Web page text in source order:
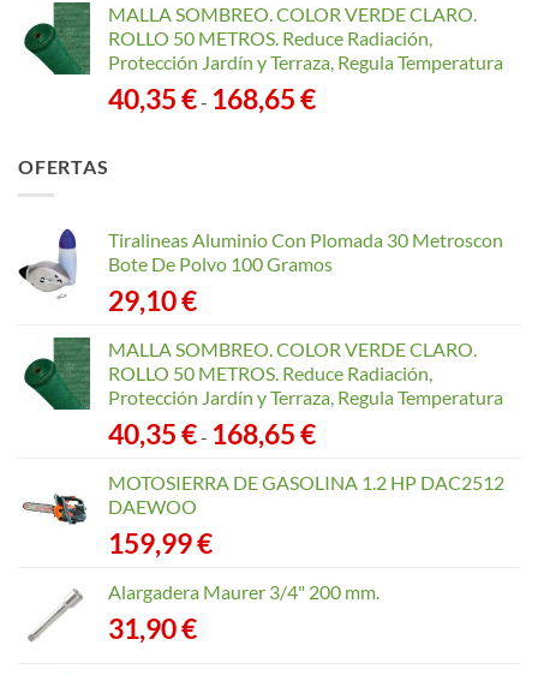
MALLA SOMBREO. COLOR VERDE CLARO.
ROLLO 50 METROS. Reduce Radiación,
Protección Jardín y Terraza, Regula Temperatura
40,35€- 168,65€Rango
168,65 €
OFERTAS
Tiralineas Aluminio Con Plomada 30 Metroscon
Bote De Polvo 100 Gramos
29,10€
MALLA SOMBREO. COLOR VERDE CLARO.
ROLLO 50 METROS. Reduce Radiación,
Protección Jardín y Terraza, Regula Temperatura
40,35€- 168,65€Rango
precios:
MOTOSIERRA DE GASOLINA 1.2 HP DAC2512
DAEWOO
159,99€
Alargadera Maurer 3/4" 200 mm.
31,90€